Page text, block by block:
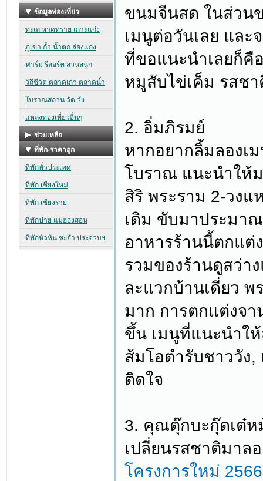
ขนมจีนสด ในส่วน
เมนูต่อวันเลย และ
ที่ขอแนะนำเลยก็คื
หมูสับไข่เค็ม รสช
2. อิ่มภิรมย์
หากอยากลิ้มลองเ
โบราณ แนะนำให้
สิริ พระราม 2-วง
เดิม ขับมาประมา
อาหารร้านนี้ตกแต่
รวมของร้านดูสว่า
ละแวกบ้านเดี่ยว พ
มาก การตกแต่งจ
ขึ้น เมนูที่แนะนำใ
ส้มโอตำรับชาววัง,
ติดใจ
3. คุณตุ๊กบะกุ๊ดเต๋ห
เปลี่ยนรสชาติมาล
โครงการใหม่ 2566